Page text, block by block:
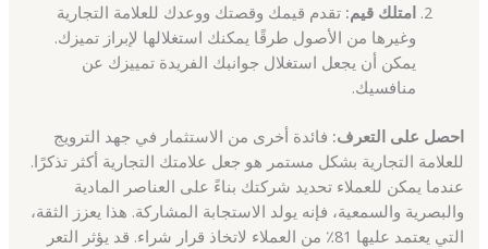
امتلك قيم: تقدم قيمك وقصتك ووعدك للعلامة التجارية
وغيرها من الأصول طرقًا يمكنك استغلالها لإبراز تميزك.
يمكن أن يجعل استغلال جوانبك الفريدة تمييزك عن
منافسيك.
احصل على التعرف: فائدة أخرى من الاستثمار في جهد الترويج
للعلامة التجارية بشكل مستمر هو جعل علامتك التجارية أكثر تذكرًا.
عندما يمكن للعملاء تحديد شركتك بناءً على العناصر المادية
والبصرية والسمعية، فإنه يولد الاستجابة المشاركة. هذا يعزز الثقة،
التي يعتمد عليها 81٪ من العملاء لاتخاذ قرار شراء. قد يؤثر التعر